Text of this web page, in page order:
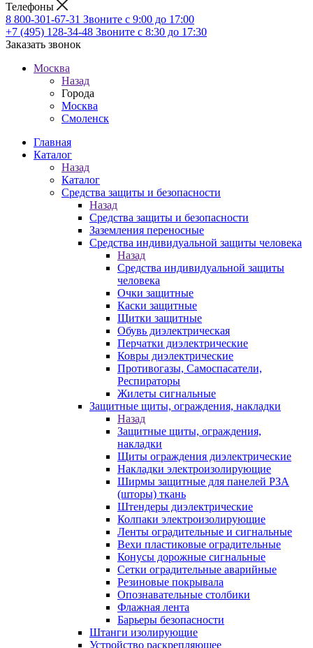
Телефоны
8 800-301-67-31 Звоните с 9:00 до 17:00
+7 (495) 128-34-48 Звоните с 8:30 до 17:30
Заказать звонок
Москва
Назад
Города
Москва
Смоленск
Главная
Каталог
Назад
Каталог
Средства защиты и безопасности
Назад
Средства защиты и безопасности
Заземления переносные
Средства индивидуальной защиты человека
Назад
Средства индивидуальной защиты
человека
Очки защитные
Каски защитные
Щитки защитные
Обувь диэлектрическая
Перчатки диэлектрические
Ковры диэлектрические
Противогазы, Самоспасатели,
Респираторы
Жилеты сигнальные
Защитные щиты, ограждения, накладки
Назад
Защитные щиты, ограждения,
накладки
Щиты ограждения диэлектрические
Накладки электроизолирующие
Ширмы защитные для панелей РЗА
(шторы) ткань
Штендеры диэлектрические
Колпаки электроизолирующие
Ленты оградительные и сигнальные
Вехи пластиковые оградительные
Конусы дорожные сигнальные
Сетки оградительные аварийные
Резиновые покрывала
Опознавательные столбики
Флажная лента
Барьеры безопасности
Штанги изолирующие
Устройство раскрепляющее